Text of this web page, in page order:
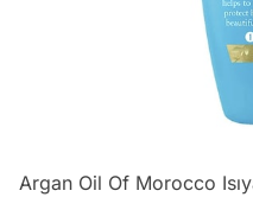
Argan Oil Of Morocco